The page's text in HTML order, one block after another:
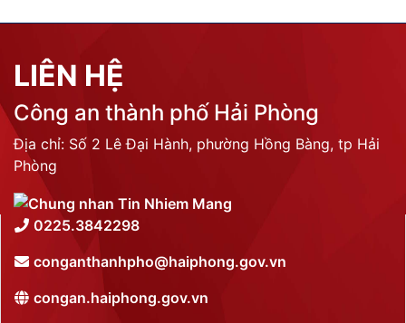
LIÊN HỆ
Công an thành phố Hải Phòng
Địa chỉ: Số 2 Lê Đại Hành, phường Hồng Bàng, tp Hải
Phòng
0225.3842298
conganthanhpho@haiphong.gov.vn
congan.haiphong.gov.vn